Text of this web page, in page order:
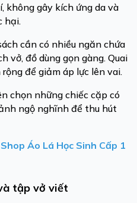
không gây kích ứng da và
hại.
cần có nhiều ngăn chứa
vở, đồ dùng gọn gàng. Quai
để giảm áp lực lên vai.
chọn những chiếc cặp có
ngộ nghĩnh để thu hút
Áo Lá Học Sinh Cấp 1
tập vở viết